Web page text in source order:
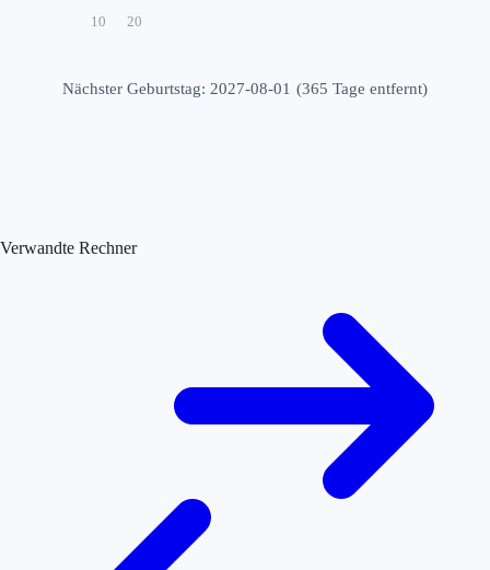
10 20
Nächster Geburtstag: 2027-08-01 (365 Tage entfernt)
Verwandte Rechner